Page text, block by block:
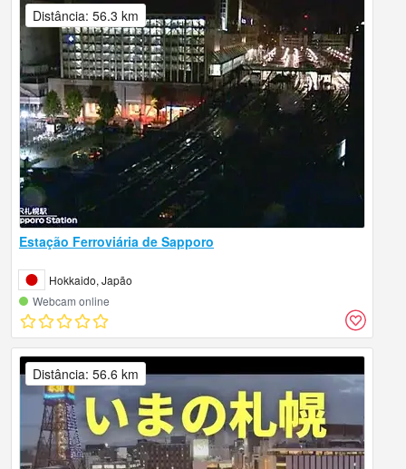
Estação Ferroviária de Sapporo
Hokkaido, Japão
Webcam online
Distância: 56.3 km
Distância: 56.6 km